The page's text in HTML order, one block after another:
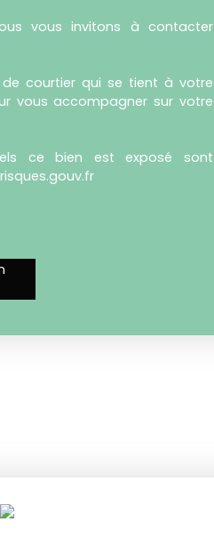
vous invitons à contacter
de courtier qui se tient à votre
vous accompagner sur votre
ce bien est exposé sont